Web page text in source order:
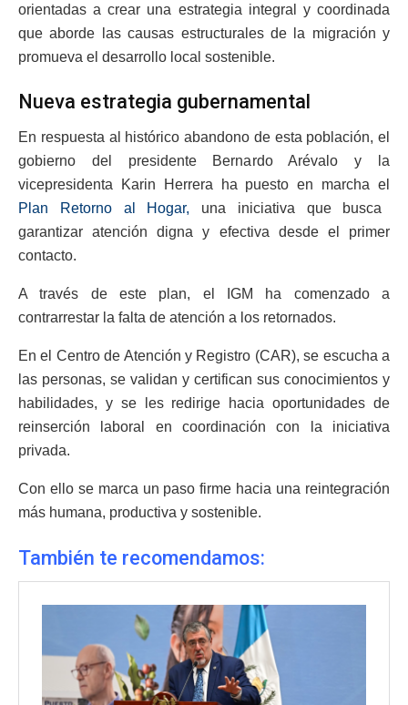
orientadas a crear una estrategia integral y coordinada
que aborde las causas estructurales de la migración y
promueva el desarrollo local sostenible.
Nueva estrategia gubernamental
En respuesta al histórico abandono de esta población, el
gobierno del presidente Bernardo Arévalo y la
vicepresidenta Karin Herrera ha puesto en marcha el
Plan Retorno al Hogar, una iniciativa que busca
garantizar atención digna y efectiva desde el primer
contacto.
A través de este plan, el IGM ha comenzado a
contrarrestar la falta de atención a los retornados.
En el Centro de Atención y Registro (CAR), se escucha a
las personas, se validan y certifican sus conocimientos y
habilidades, y se les redirige hacia oportunidades de
reinserción laboral en coordinación con la iniciativa
privada.
Con ello se marca un paso firme hacia una reintegración
más humana, productiva y sostenible.
También te recomendamos: